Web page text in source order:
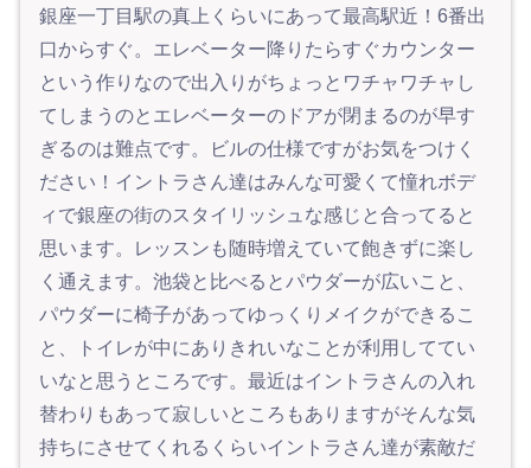
銀座一丁目駅の真上くらいにあって最高駅近！6番出
口からすぐ。エレベーター降りたらすぐカウンター
という作りなので出入りがちょっとワチャワチャし
てしまうのとエレベーターのドアが閉まるのが早す
ぎるのは難点です。ビルの仕様ですがお気をつけく
ださい！イントラさん達はみんな可愛くて憧れボデ
ィで銀座の街のスタイリッシュな感じと合ってると
思います。レッスンも随時増えていて飽きずに楽し
く通えます。池袋と比べるとパウダーが広いこと、
パウダーに椅子があってゆっくりメイクができるこ
と、トイレが中にありきれいなことが利用しててい
いなと思うところです。最近はイントラさんの入れ
替わりもあって寂しいところもありますがそんな気
持ちにさせてくれるくらいイントラさん達が素敵だ